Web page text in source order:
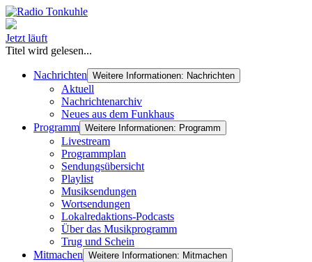
Jetzt läuft
Titel wird gelesen...
Nachrichten Weitere Informationen: Nachrichten
Aktuell
Nachrichtenarchiv
Neues aus dem Funkhaus
Programm Weitere Informationen: Programm
Livestream
Programmplan
Sendungsübersicht
Playlist
Musiksendungen
Wortsendungen
Lokalredaktions-Podcasts
Über das Musikprogramm
Trug und Schein
Mitmachen Weitere Informationen: Mitmachen